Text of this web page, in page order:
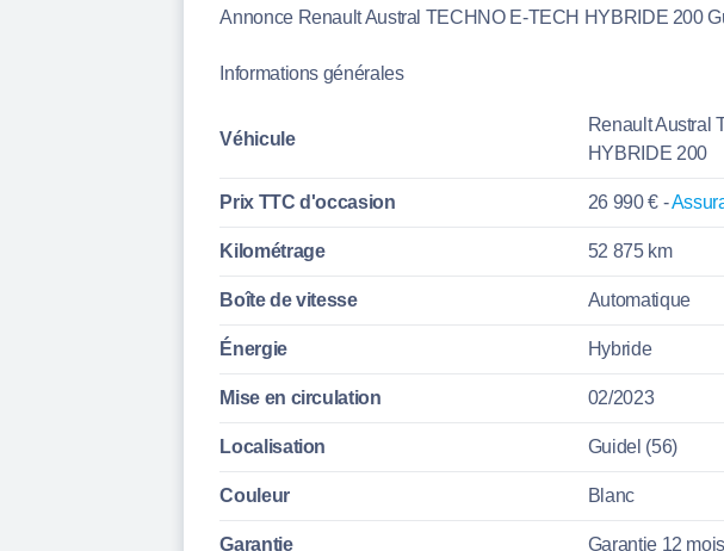
Annonce Renault Austral TECHNO E-TECH HYBRIDE 200
Informations générales
Véhicule
Renault Austral
HYBRIDE 200
Prix TTC d'occasion 26 990 € -
Kilométrage 52 875 km
Boîte de vitesse Automatique
Énergie Hybride
Mise en circulation 02/2023
Localisation Guidel (56)
Couleur Blanc
Garantie Garantie 12 mois